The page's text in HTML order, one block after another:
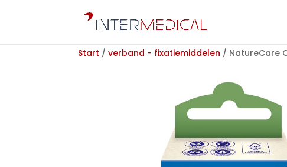
Start / verband - fixatiemiddelen / NatureCare